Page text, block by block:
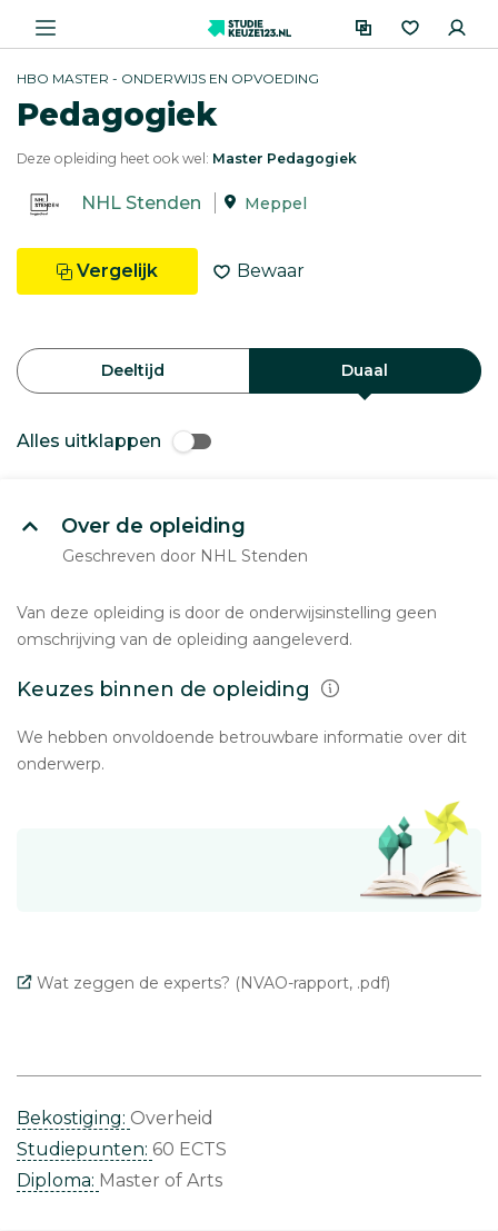
HBO MASTER - ONDERWIJS EN OPVOEDING
Pedagogiek
Deze opleiding heet ook wel: Master Pedagogiek
NHL Stenden Meppel
Vergelijk Bewaar
Deeltijd Duaal
Alles uitklappen
Over de opleiding
Geschreven door NHL Stenden
Van deze opleiding is door de onderwijsinstelling geen
omschrijving van de opleiding aangeleverd.
Keuzes binnen de opleiding
We hebben onvoldoende betrouwbare informatie over dit
onderwerp.
Wat zeggen de experts? (NVAO-rapport, .pdf)
Bekostiging: Overheid
Studiepunten: 60 ECTS
Diploma: Master of Arts